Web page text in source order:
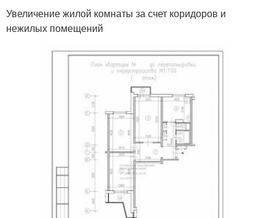
Увеличение жилой комнаты за счет коридоров и
нежилых помещений